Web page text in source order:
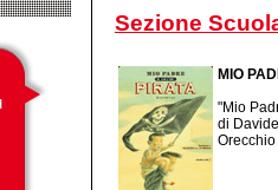
Sezione
MIO
"Mio
di